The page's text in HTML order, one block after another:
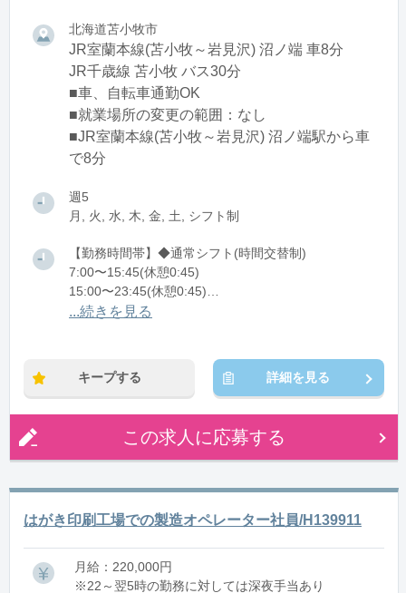
北海道苫小牧市
JR室蘭本線(苫小牧～岩見沢) 沼ノ端 車8分
JR千歳線 苫小牧 バス30分
■車、自転車通勤OK
■就業場所の変更の範囲：なし
■JR室蘭本線(苫小牧～岩見沢) 沼ノ端駅から車
で8分
週5
月, 火, 水, 木, 金, 土, シフト制
【勤務時間帯】◆通常シフト(時間交替制)
7:00〜15:45(休憩0:45)
15:00〜23:45(休憩0:45)
23:00〜翌7:45(休憩0:45)
...続きを見る
キープする 詳細を見る
この求人に応募する
はがき印刷工場での製造オペレーター社員/H139911
月給：220,000円
※22～翌5時の勤務に対しては深夜手当あり